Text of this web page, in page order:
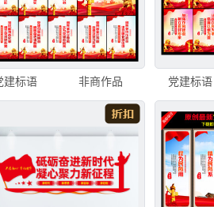
建标语 非商作品 党建标语